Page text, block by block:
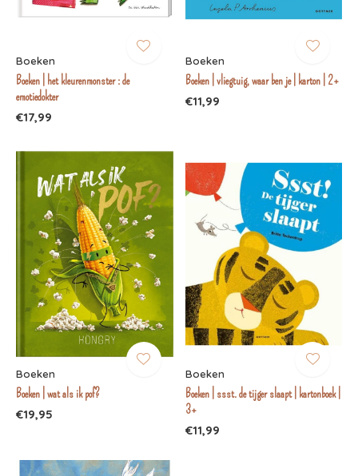
Boeken
Boeken | het kleurenmonster : de
emotiedokter
€17,99
Boeken
Boeken | vliegtuig, waar ben je | karton | 2+
€11,99
Boeken
Boeken | wat als ik pof?
€19,95
Boeken
Boeken | ssst. de tijger slaapt | kartonboek |
3+
€11,99